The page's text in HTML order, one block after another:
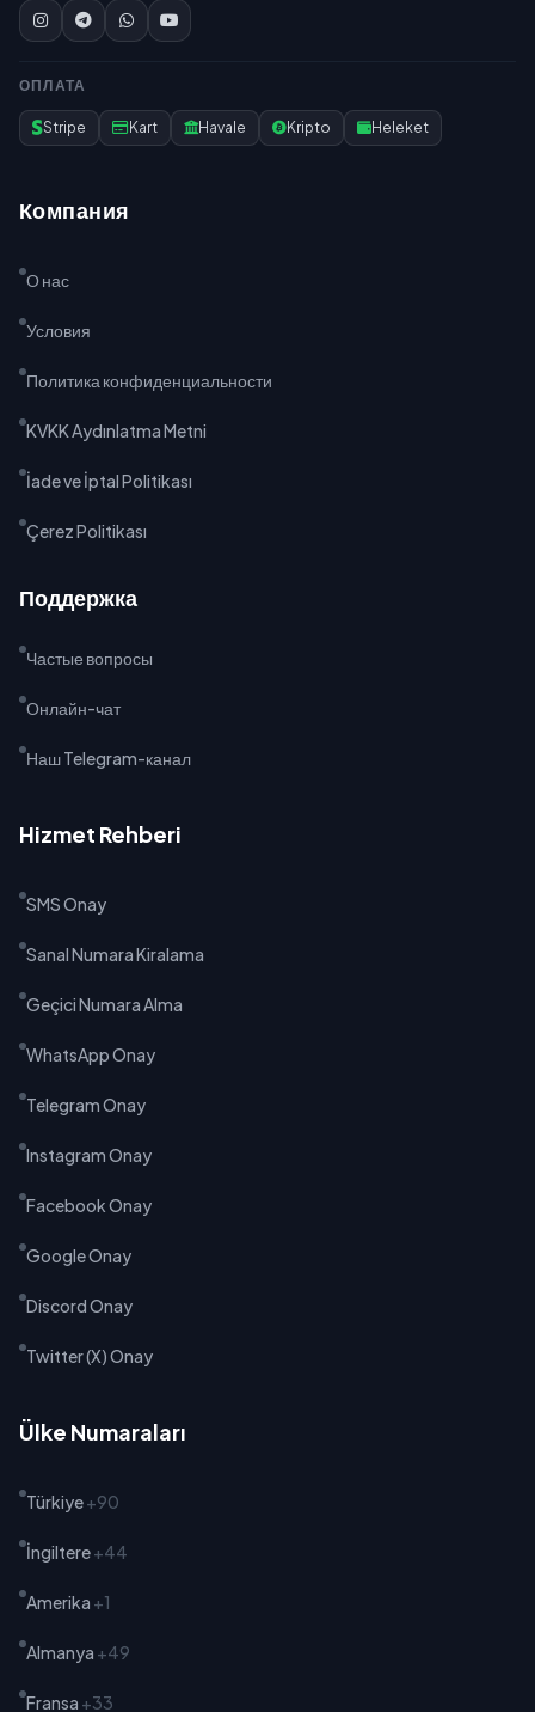
ОПЛАТА
Stripe Kart Havale Kripto Heleket
Компания
О нас
Условия
Политика конфиденциальности
KVKK Aydınlatma Metni
İade ve İptal Politikası
Çerez Politikası
Поддержка
Частые вопросы
Онлайн-чат
Наш Telegram-канал
Hizmet Rehberi
SMS Onay
Sanal Numara Kiralama
Geçici Numara Alma
WhatsApp Onay
Telegram Onay
Instagram Onay
Facebook Onay
Google Onay
Discord Onay
Twitter (X) Onay
Ülke Numaraları
Türkiye+90
İngiltere+44
Amerika +1
Almanya +49
Fransa +33